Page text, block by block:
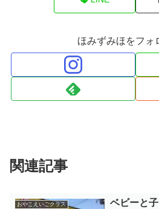
ほみずみほをフォ
関連記事
おやこえいごクラス
ベビーと